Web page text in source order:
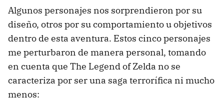
Algunos personajes nos sorprendieron por su
diseño, otros por su comportamiento u objetivos
dentro de esta aventura. Estos cinco personajes
me perturbaron de manera personal, tomando
en cuenta que The Legend of Zelda no se
caracteriza por ser una saga terrorífica ni mucho
menos: